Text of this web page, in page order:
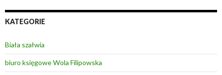
KATEGORIE
Biała szałwia
biuro księgowe Wola Filipowska